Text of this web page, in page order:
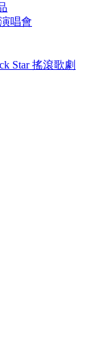
唱會
Star 搖滾歌劇